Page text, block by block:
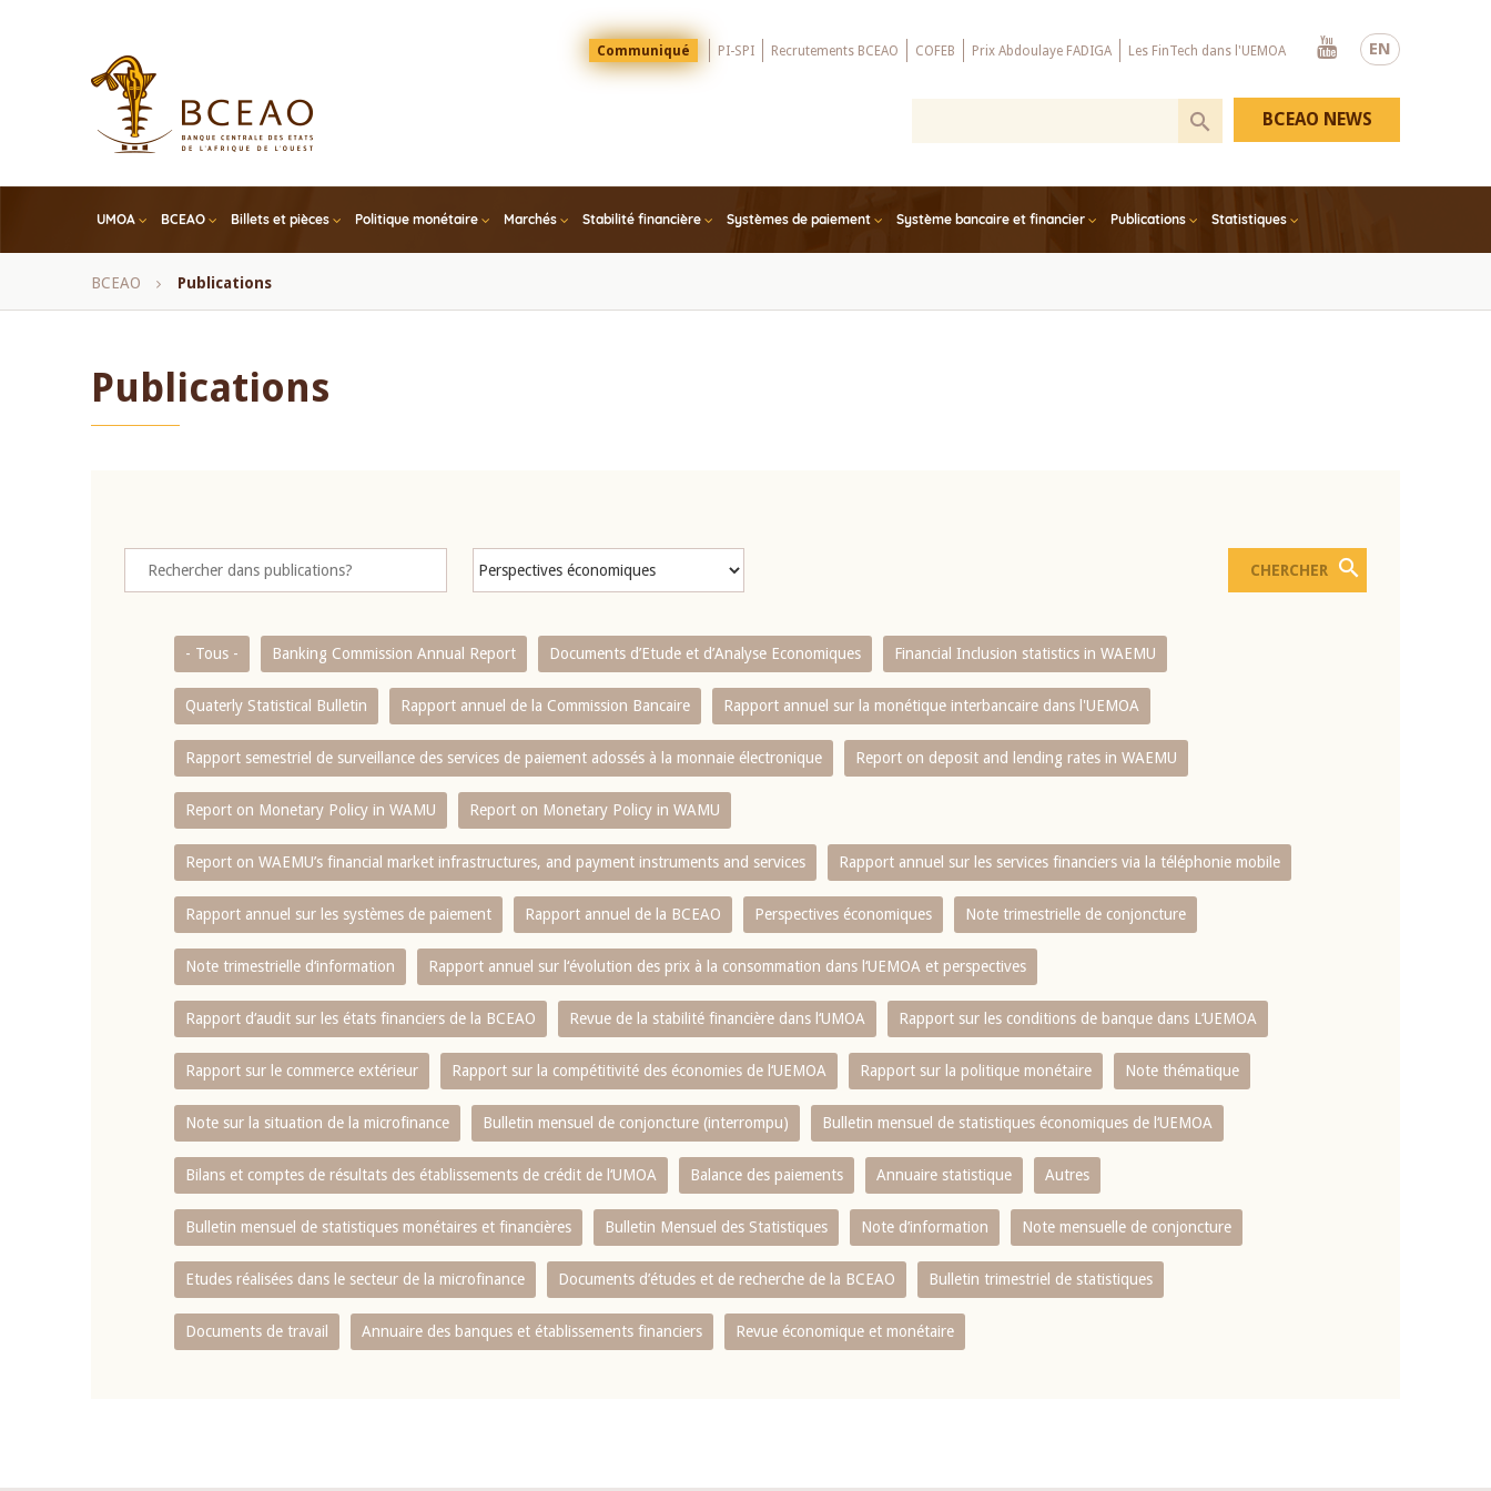
EN
Menu
Top
Communiqué PI-SPI Recrutements BCEAO COFEB Prix Abdoulaye FADIGA Les FinTech dans l'UEMOA
Youtube
UMOA BCEAO Billets et pièces Politique monétaire Marchés Stabilité financière Systèmes de paiement Système bancaire et financier Publications Statistiques
BCEAO NEWS
Fil
BCEAO Publications
Publications
- Tous - Banking Commission Annual Report Documents d’Etude et d’Analyse Economiques Financial Inclusion statistics in WAEMU
Quaterly Statistical Bulletin Rapport annuel de la Commission Bancaire Rapport annuel sur la monétique interbancaire dans l'UEMOA
Rapport semestriel de surveillance des services de paiement adossés à la monnaie électronique Report on deposit and lending rates in WAEMU
Report on Monetary Policy in WAMU Report on Monetary Policy in WAMU
Report on WAEMU’s financial market infrastructures, and payment instruments and services Rapport annuel sur les services financiers via la téléphonie mobile
Rapport annuel sur les systèmes de paiement Rapport annuel de la BCEAO Perspectives économiques Note trimestrielle de conjoncture
Note trimestrielle d‘information Rapport annuel sur l‘évolution des prix à la consommation dans l‘UEMOA et perspectives
Rapport d‘audit sur les états financiers de la BCEAO Revue de la stabilité financière dans l‘UMOA Rapport sur les conditions de banque dans L‘UEMOA
Rapport sur le commerce extérieur Rapport sur la compétitivité des économies de l‘UEMOA Rapport sur la politique monétaire Note thématique
Note sur la situation de la microfinance Bulletin mensuel de conjoncture (interrompu) Bulletin mensuel de statistiques économiques de l‘UEMOA
Bilans et comptes de résultats des établissements de crédit de l‘UMOA Balance des paiements Annuaire statistique Autres
Bulletin mensuel de statistiques monétaires et financières Bulletin Mensuel des Statistiques Note d’information Note mensuelle de conjoncture
Etudes réalisées dans le secteur de la microfinance Documents d’études et de recherche de la BCEAO Bulletin trimestriel de statistiques
Documents de travail Annuaire des banques et établissements financiers Revue économique et monétaire